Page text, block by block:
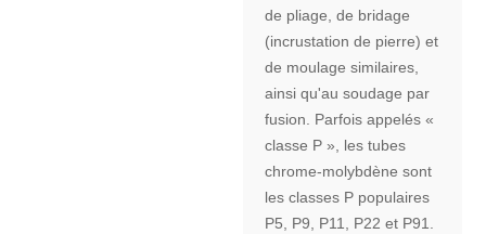
de pliage, de bridage
(incrustation de pierre) et
de moulage similaires,
ainsi qu'au soudage par
fusion. Parfois appelés «
classe P », les tubes
chrome-molybdène sont
les classes P populaires
P5, P9, P11, P22 et P91.